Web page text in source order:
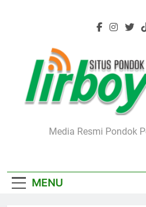
Lirboyo.net
Media Resmi Pondok
MENU